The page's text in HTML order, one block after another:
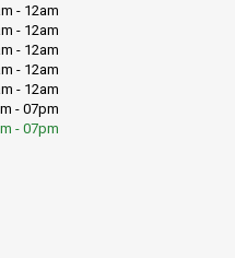
- 12am
- 12am
- 12am
- 12am
- 12am
- 07pm
- 07pm